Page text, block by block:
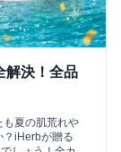
解決！全品
夏の肌荒れや
？iHerbが贈る